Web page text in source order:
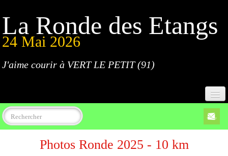
La Ronde des Etangs
24 Mai 2026
J'aime courir à VERT LE PETIT (91)
Accueil
ProgrammePhotos Ronde 2025 - 10 km